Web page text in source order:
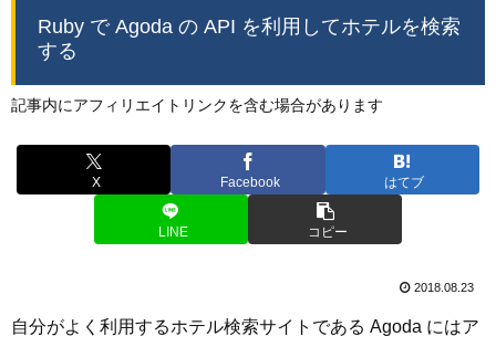
Ruby で Agoda の API を利用してホテルを検索
する
記事内にアフィリエイトリンクを含む場合があります
X Facebook はてブ
LINE コピー
2018.08.23
自分がよく利用するホテル検索サイトである Agoda にはア